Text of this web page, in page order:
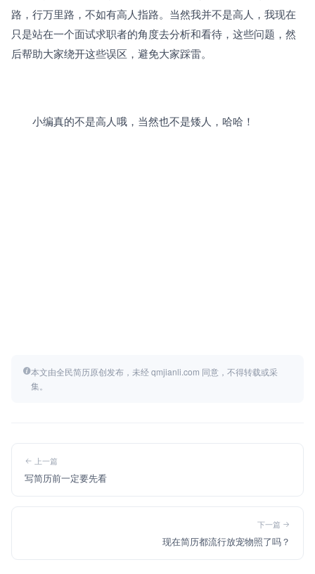
路，行万里路，不如有高人指路。当然我并不是高人，我现在
只是站在一个面试求职者的角度去分析和看待，这些问题，然
后帮助大家绕开这些误区，避免大家踩雷。
小编真的不是高人哦，当然也不是矮人，哈哈！
本文由全民简历原创发布，未经 qmjianli.com 同意，不得转载或采
集。
上一篇
写简历前一定要先看
下一篇
现在简历都流行放宠物照了吗？